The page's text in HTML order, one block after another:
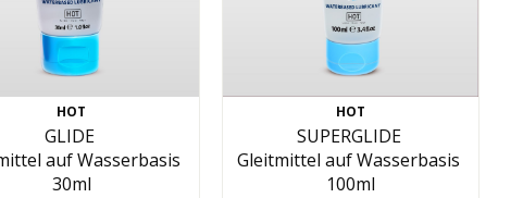
HOT
GLIDE
auf Wasserbasis
30ml
HOT
SUPERGLIDE
Gleitmittel auf Wasserbasis
100ml